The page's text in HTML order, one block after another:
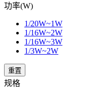
功率(W)
1/20W~1W
1/16W~2W
1/16W~3W
1/3W~2W
重置
规格